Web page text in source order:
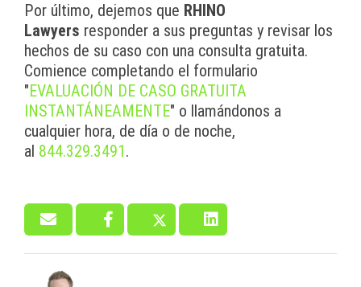
Por último, dejemos que RHINO
Lawyers responder a sus preguntas y revisar los
hechos de su caso con una consulta gratuita.
Comience completando el formulario
"EVALUACIÓN DE CASO GRATUITA
INSTANTÁNEAMENTE" o llamándonos a
cualquier hora, de día o de noche,
al 844.329.3491.